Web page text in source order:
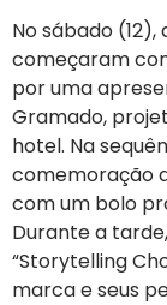
No sábado
começaram
por uma
Gramado,
hotel. Na
comemoração
com um bolo
Durante a
“Storytelling
marca e seus